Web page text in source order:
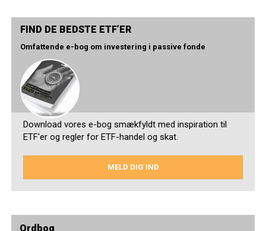
FIND DE BEDSTE ETF’ER
Omfattende e-bog om investering i passive fonde
Download vores e-bog smækfyldt med inspiration til
ETF'er og regler for ETF-handel og skat.
MELD DIG IND
Ordbog